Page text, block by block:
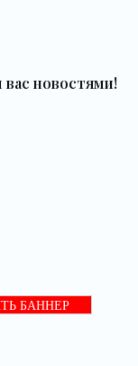
новостями!
БАННЕР